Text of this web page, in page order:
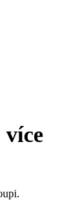
více